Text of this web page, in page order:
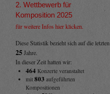
2. Wettbewerb für
Komposition 2025
für weitere Infos hier klicken.
Diese Statistik bezieht sich auf die letzten
25Jahre.
In dieser Zeit hatten wir:
464Konzerte veranstaltet
mit 803 aufgeführten
Kompositionen